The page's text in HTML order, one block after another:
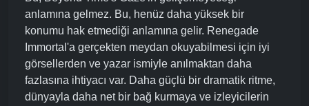
anlamına gelmez. Bu, henüz daha yüksek bir
konumu hak etmediği anlamına gelir. Renegade
Immortal'a gerçekten meydan okuyabilmesi için iyi
görsellerden ve yazar ismiyle anılmaktan daha
fazlasına ihtiyacı var. Daha güçlü bir dramatik ritme,
dünyayla daha net bir bağ kurmaya ve izleyicilerin